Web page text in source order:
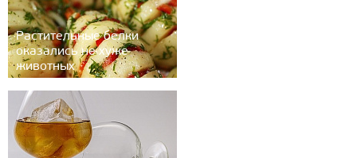
Растительные белки
оказались не хуже
животных